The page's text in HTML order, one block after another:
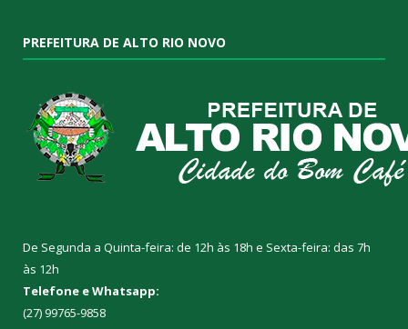
PREFEITURA DE ALTO RIO NOVO
De Segunda a Quinta-feira: de 12h às 18h e Sexta-feira: das 7h
às 12h
Telefone e Whatsapp:
(27) 99765-9858